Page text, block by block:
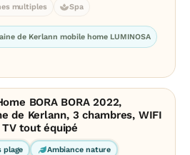
multiples Spa
de Kerlann mobile home LUMINOSA
BORA BORA 2022,
de Kerlann, 3 chambres, WIFI
tout équipé
plage Ambiance nature